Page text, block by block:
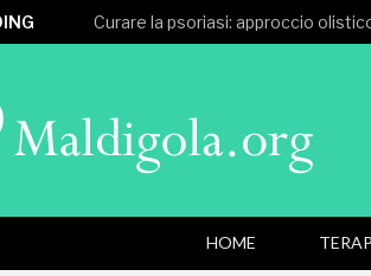
Curare la psoriasi: approccio
HOME